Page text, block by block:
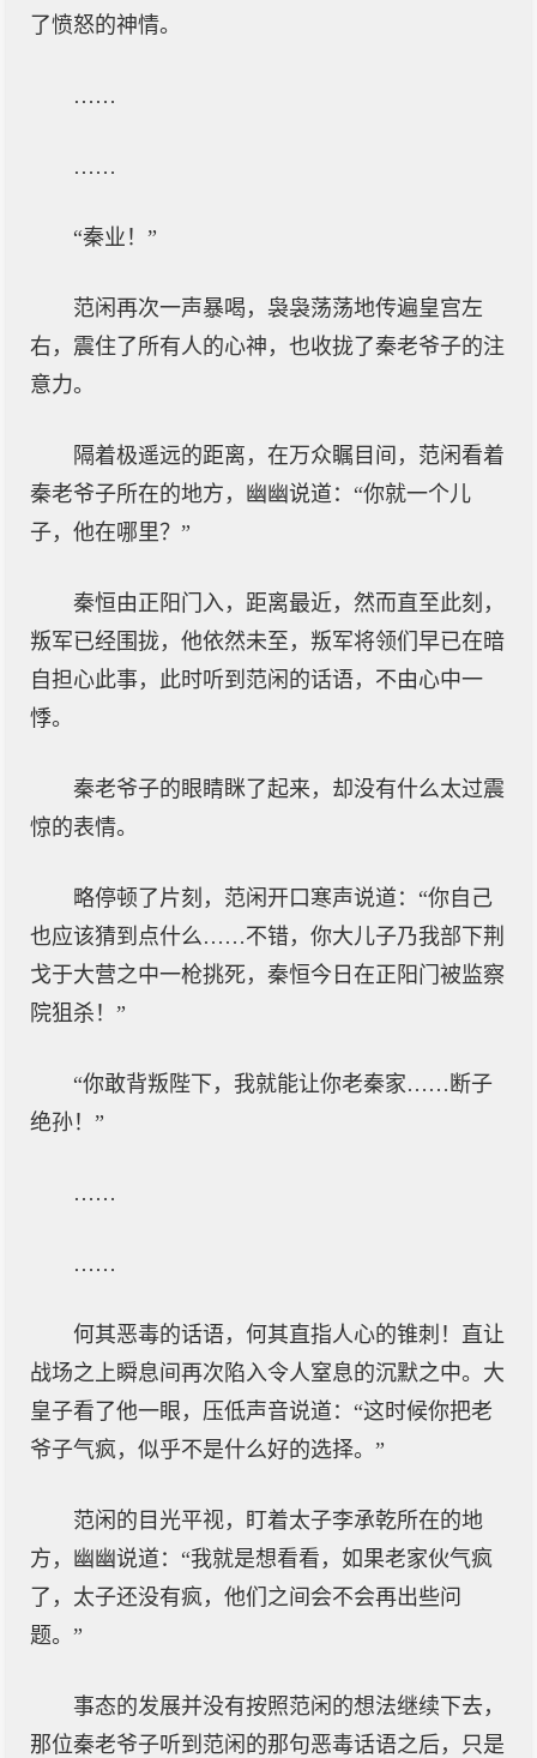
了愤怒的神情。
……
……
“秦业！”
范闲再次一声暴喝，袅袅荡荡地传遍皇宫左
右，震住了所有人的心神，也收拢了秦老爷子的注
意力。
隔着极遥远的距离，在万众瞩目间，范闲看着
秦老爷子所在的地方，幽幽说道：“你就一个儿
子，他在哪里？”
秦恒由正阳门入，距离最近，然而直至此刻，
叛军已经围拢，他依然未至，叛军将领们早已在暗
自担心此事，此时听到范闲的话语，不由心中一
悸。
秦老爷子的眼睛眯了起来，却没有什么太过震
惊的表情。
略停顿了片刻，范闲开口寒声说道：“你自己
也应该猜到点什么……不错，你大儿子乃我部下荆
戈于大营之中一枪挑死，秦恒今日在正阳门被监察
院狙杀！”
“你敢背叛陛下，我就能让你老秦家……断子
绝孙！”
……
……
何其恶毒的话语，何其直指人心的锥刺！直让
战场之上瞬息间再次陷入令人窒息的沉默之中。大
皇子看了他一眼，压低声音说道：“这时候你把老
爷子气疯，似乎不是什么好的选择。”
范闲的目光平视，盯着太子李承乾所在的地
方，幽幽说道：“我就是想看看，如果老家伙气疯
了，太子还没有疯，他们之间会不会再出些问
题。”
事态的发展并没有按照范闲的想法继续下去，
那位秦老爷子听到范闲的那句恶毒话语之后，只是